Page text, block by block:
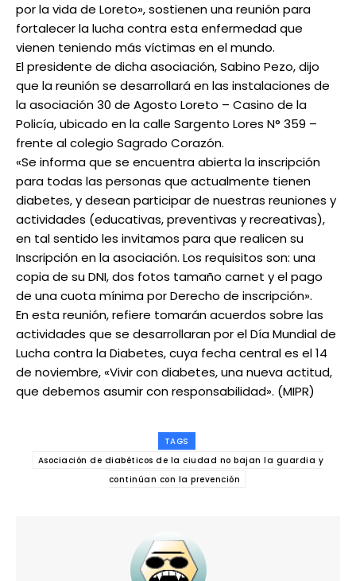
por la vida de Loreto», sostienen una reunión para
fortalecer la lucha contra esta enfermedad que
vienen teniendo más víctimas en el mundo.
El presidente de dicha asociación, Sabino Pezo, dijo
que la reunión se desarrollará en las instalaciones de
la asociación 30 de Agosto Loreto – Casino de la
Policía, ubicado en la calle Sargento Lores N° 359 –
frente al colegio Sagrado Corazón.
«Se informa que se encuentra abierta la inscripción
para todas las personas que actualmente tienen
diabetes, y desean participar de nuestras reuniones y
actividades (educativas, preventivas y recreativas),
en tal sentido les invitamos para que realicen su
Inscripción en la asociación. Los requisitos son: una
copia de su DNI, dos fotos tamaño carnet y el pago
de una cuota mínima por Derecho de inscripción».
En esta reunión, refiere tomarán acuerdos sobre las
actividades que se desarrollaran por el Día Mundial de
Lucha contra la Diabetes, cuya fecha central es el 14
de noviembre, «Vivir con diabetes, una nueva actitud,
que debemos asumir con responsabilidad». (MIPR)
TAGS
Asociación de diabéticos de la ciudad no bajan la guardia y
continúan con la prevención